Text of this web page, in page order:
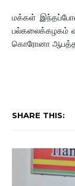
மக்கள்
பல்கலைக்கழகம்
கொரோனா
SHARE THIS: